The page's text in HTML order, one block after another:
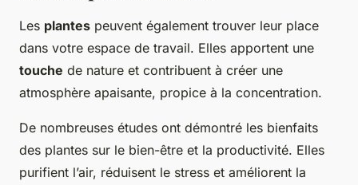
Les plantes peuvent également trouver leur place
dans votre espace de travail. Elles apportent une
touche de nature et contribuent à créer une
atmosphère apaisante, propice à la concentration.
De nombreuses études ont démontré les bienfaits
des plantes sur le bien-être et la productivité. Elles
purifient l’air, réduisent le stress et améliorent la